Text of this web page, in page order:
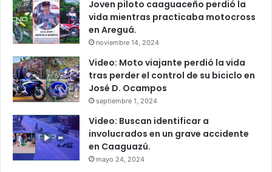
Joven piloto caaguaceño perdió la
vida mientras practicaba motocross
en Areguá.
noviembre 14, 2024
Video: Moto viajante perdió la vida
tras perder el control de su biciclo en
José D. Ocampos
septiembre 1, 2024
Video: Buscan identificar a
involucrados en un grave accidente
en Caaguazú.
mayo 24, 2024